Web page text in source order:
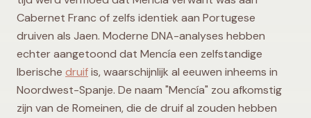
Cabernet Franc of zelfs identiek aan Portugese
druiven als Jaen. Moderne DNA-analyses hebben
echter aangetoond dat Mencía een zelfstandige
Iberische druifis, waarschijnlijk al eeuwen inheems in
Noordwest-Spanje. De naam "Mencía" zou afkomstig
zijn van de Romeinen, die de druif al zouden hebben